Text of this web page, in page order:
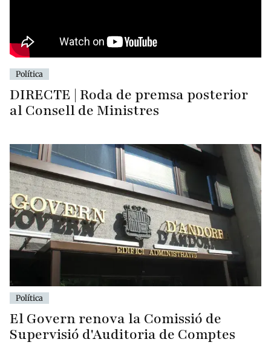
Política
DIRECTE | Roda de premsa posterior
al Consell de Ministres
Política
El Govern renova la Comissió de
Supervisió d'Auditoria de Comptes